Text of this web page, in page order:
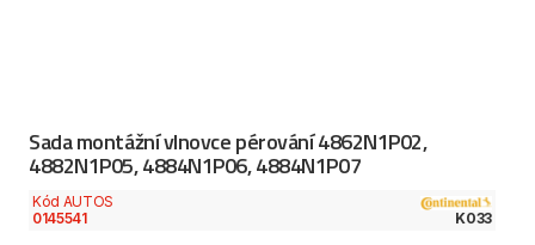
Sada montážní vlnovce pérování 4862N1P02,
4882N1P05, 4884N1P06, 4884N1P07
Kód AUTOS
0145541
K033